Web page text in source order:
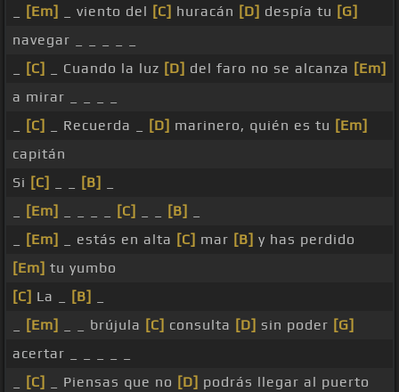
[Em] _ viento del [C] huracán [D] despía tu [G]
navegar _ _ _ _ _
[C] _ Cuando la luz [D] del faro no se alcanza [Em]
a mirar _ _ _ _
[C] _ Recuerda _ [D] marinero, quién es tu [Em]
capitán
Si [C] [B]
[Em] [C] [B]
[Em] _ estás en alta [C] mar [B] y has perdido
[Em] tu yumbo
[C] La _ [B]
[Em] _ _ brújula [C] consulta [D] sin poder [G]
acertar _ _ _ _ _
[C] _ Piensas que no [D] podrás llegar al puerto